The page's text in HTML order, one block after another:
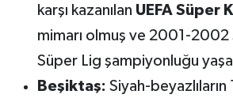
karşı kazanılan UEFA Süper
mimarı olmuş ve 2001-2002
Süper Lig şampiyonluğu
Beşiktaş: Siyah-